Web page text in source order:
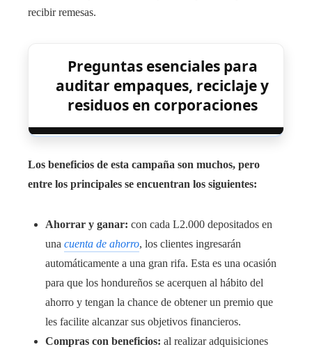
recibir remesas.
Preguntas esenciales para
auditar empaques, reciclaje y
residuos en corporaciones
Los beneficios de esta campaña son muchos, pero
entre los principales se encuentran los siguientes:
Ahorrar y ganar: con cada L2.000 depositados en
una cuenta de ahorro, los clientes ingresarán
automáticamente a una gran rifa. Esta es una ocasión
para que los hondureños se acerquen al hábito del
ahorro y tengan la chance de obtener un premio que
les facilite alcanzar sus objetivos financieros.
Compras con beneficios: al realizar adquisiciones